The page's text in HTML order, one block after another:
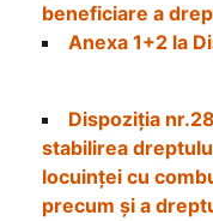
beneficiare a
Anexa 1+2 la
Dispoziția
stabilirea
locuinței cu
precum și a